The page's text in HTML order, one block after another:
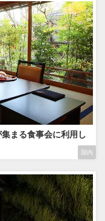
国内
まる食事会に利用し